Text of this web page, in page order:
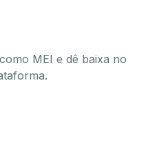
MEI e dê baixa no